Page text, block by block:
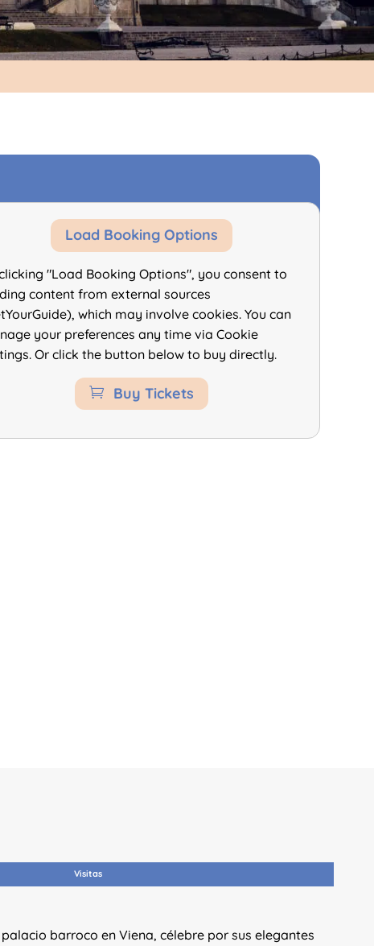
Load Booking Options
"Load Booking Options", you consent to
content from external sources
which may involve cookies. You can
your preferences any time via Cookie
Or click the button below to buy directly.
 Buy Tickets
Visitas
barroco en Viena, célebre por sus elegantes